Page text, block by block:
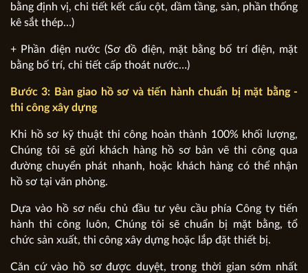
bằng định vị, chi tiết kết cấu cột, dầm tầng, sàn, phần thống
kê sắt thép…)
+ Phần điện nước (Sơ đồ điện, mặt bằng bố trí điện, mặt
bằng bố trí, chi tiết cấp thoát nước…)
Bước 3: Bàn giao hồ sơ và tiến hành chuẩn bị mặt bằng -
thi công xây dựng
Khi hồ sơ kỹ thuật thi công hoàn thành 100% khối lượng,
Chúng tôi sẽ gửi khách hàng hồ sơ bản vẽ thi công qua
đường chuyển phát nhanh, hoặc khách hàng có thể nhận
hồ sơ tại văn phòng.
Dựa vào hồ sơ nếu chủ đầu tư yêu cầu phía Công ty tiến
hành thi công luôn, Chúng tôi sẽ chuẩn bị mặt bằng, tổ
chức sản xuất, thi công xây dựng hoặc lắp đặt thiết bị.
Căn cứ vào hồ sơ được duyệt, trong thời gian sớm nhất